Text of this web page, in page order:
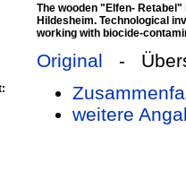
The wooden "Elfen- Retabel"
Hildesheim. Technological
working with biocide-
Original -
weitere